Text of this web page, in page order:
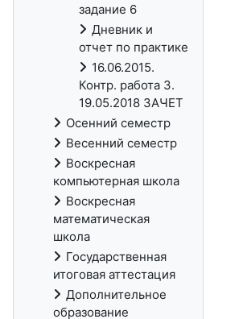
задание 6
Дневник и
отчет по практике
16.06.2015.
Контр. работа 3.
19.05.2018 ЗАЧЕТ
Осенний семестр
Весенний семестр
Воскресная
компьютерная школа
Воскресная
математическая
школа
Государственная
итоговая аттестация
Дополнительное
образование